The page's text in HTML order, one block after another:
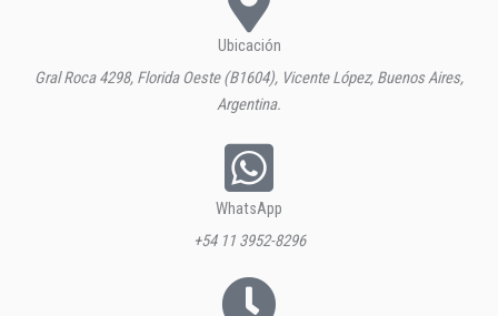
Ubicación
Gral Roca 4298, Florida Oeste (B1604), Vicente López, Buenos Aires,
Argentina.
WhatsApp
+54 11 3952-8296